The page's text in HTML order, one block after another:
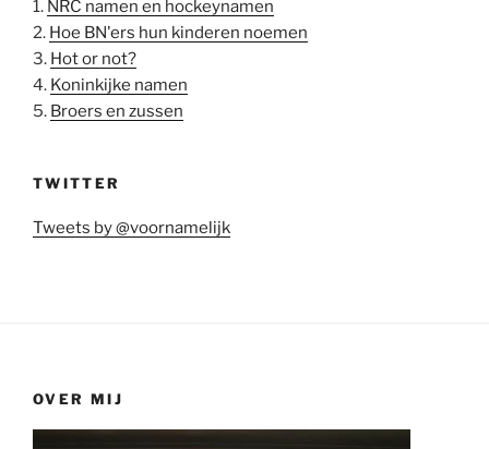
1. NRC namen en hockeynamen
2. Hoe BN'ers hun kinderen noemen
3. Hot or not?
4. Koninkijke namen
5. Broers en zussen
TWITTER
Tweets by @voornamelijk
OVER MIJ